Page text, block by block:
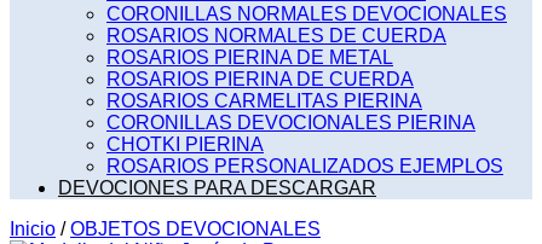
CORONILLAS NORMALES DEVOCIONALES
ROSARIOS NORMALES DE CUERDA
ROSARIOS PIERINA DE METAL
ROSARIOS PIERINA DE CUERDA
ROSARIOS CARMELITAS PIERINA
CORONILLAS DEVOCIONALES PIERINA
CHOTKI PIERINA
ROSARIOS PERSONALIZADOS EJEMPLOS
DEVOCIONES PARA DESCARGAR
Inicio / OBJETOS DEVOCIONALES